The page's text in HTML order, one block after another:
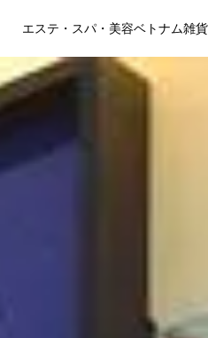
エステ・スパ・美容ベトナム雑